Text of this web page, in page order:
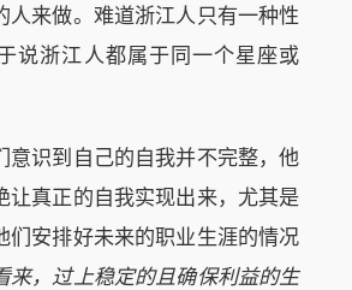
人来做。难道浙江人只有一种性
说浙江人都属于同一个星座或
意识到自己的自我并不完整，他
让真正的自我实现出来，尤其是
们安排好未来的职业生涯的情况
来，过上稳定的且确保利益的生